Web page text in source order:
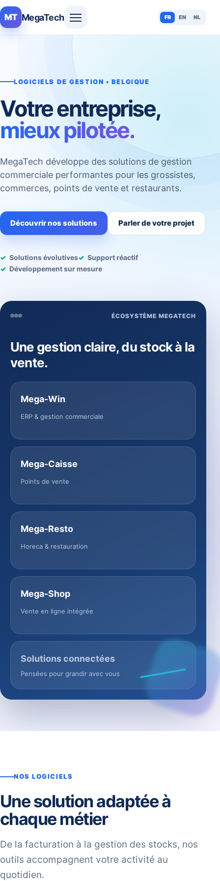
MT MegaTech FR EN NL
LOGICIELS DE GESTION • BELGIQUE
Votre entreprise,
mieux pilotée.
MegaTech développe des solutions de gestion
commerciale performantes pour les grossistes,
commerces, points de vente et restaurants.
Découvrir nos solutions Parler de votre projet
Solutions évolutives
Support réactif
Développement sur mesure
ÉCOSYSTÈME MEGATECH
Une gestion claire, du stock à la
vente.
Mega-Win
ERP & gestion commerciale
Mega-Caisse
Points de vente
Mega-Resto
Horeca & restauration
Mega-Shop
Vente en ligne intégrée
Solutions connectées
Pensées pour grandir avec vous
NOS LOGICIELS
Une solution adaptée à
chaque métier
De la facturation à la gestion des stocks, nos
outils accompagnent votre activité au
quotidien.